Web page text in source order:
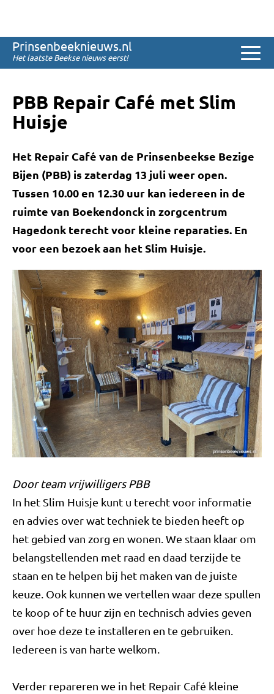
Prinsenbeeknieuws.nl
Het laatste Beekse nieuws eerst!
PBB Repair Café met Slim
Huisje
Het Repair Café van de Prinsenbeekse Bezige
Bijen (PBB) is zaterdag 13 juli weer open.
Tussen 10.00 en 12.30 uur kan iedereen in de
ruimte van Boekendonck in zorgcentrum
Hagedonk terecht voor kleine reparaties. En
voor een bezoek aan het Slim Huisje.
Door team vrijwilligers PBB
In het Slim Huisje kunt u terecht voor informatie
en advies over wat techniek te bieden heeft op
het gebied van zorg en wonen. We staan klaar om
belangstellenden met raad en daad terzijde te
staan en te helpen bij het maken van de juiste
keuze. Ook kunnen we vertellen waar deze spullen
te koop of te huur zijn en technisch advies geven
over hoe deze te installeren en te gebruiken.
Iedereen is van harte welkom.
Verder repareren we in het Repair Café kleine